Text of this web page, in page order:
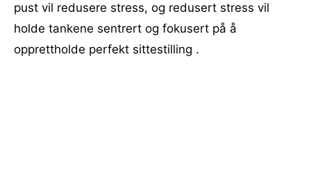
pust vil redusere stress, og redusert stress vil
holde tankene sentrert og fokusert på å
opprettholde perfekt sittestilling .